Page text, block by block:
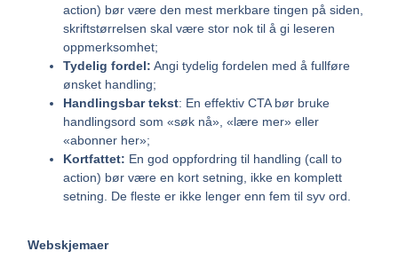
action) bør være den mest merkbare tingen på siden,
skriftstørrelsen skal være stor nok til å gi leseren
oppmerksomhet;
Tydelig fordel: Angi tydelig fordelen med å fullføre
ønsket handling;
Handlingsbar tekst: En effektiv CTA bør bruke
handlingsord som «søk nå», «lære mer» eller
«abonner her»;
Kortfattet: En god oppfordring til handling (call to
action) bør være en kort setning, ikke en komplett
setning. De fleste er ikke lenger enn fem til syv ord.
Webskjemaer